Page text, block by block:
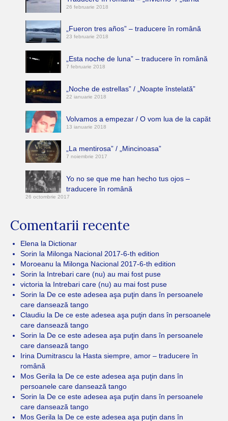
26 februarie 2018
„Fueron tres años” – traducere în română
23 februarie 2018
„Esta noche de luna” – traducere în română
7 februarie 2018
„Noche de estrellas” / „Noapte înstelată”
22 ianuarie 2018
Volvamos a empezar / O vom lua de la capăt
13 ianuarie 2018
„La mentirosa” / „Mincinoasa”
7 noiembrie 2017
Yo no se que me han hecho tus ojos –
traducere în română
26 octombrie 2017
Comentarii recente
Elena la Dictionar
Sorin la Milonga Nacional 2017-6-th edition
Moroeanu la Milonga Nacional 2017-6-th edition
Sorin la Intrebari care (nu) au mai fost puse
victoria la Intrebari care (nu) au mai fost puse
Sorin la De ce este adesea aşa puţin dans în persoanele
care dansează tango
Claudiu la De ce este adesea aşa puţin dans în persoanele
care dansează tango
Sorin la De ce este adesea aşa puţin dans în persoanele
care dansează tango
Irina Dumitrascu la Hasta siempre, amor – traducere în
română
Mos Gerila la De ce este adesea aşa puţin dans în
persoanele care dansează tango
Sorin la De ce este adesea aşa puţin dans în persoanele
care dansează tango
Mos Gerila la De ce este adesea aşa puţin dans în